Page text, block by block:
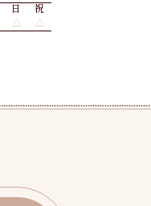
日
祝
△ △